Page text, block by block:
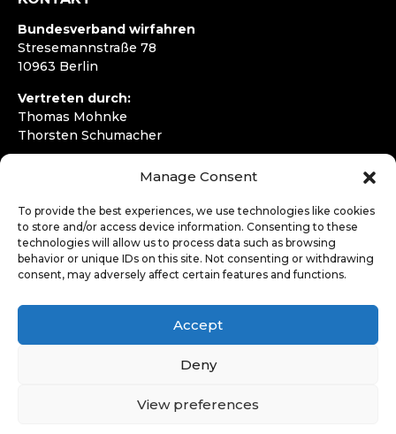
Manage Consent
To provide the best experiences, we use technologies like cookies
to store and/or access device information. Consenting to these
technologies will allow us to process data such as browsing
behavior or unique IDs on this site. Not consenting or withdrawing
consent, may adversely affect certain features and functions.
Accept
Deny
View preferences
Bundesverband wirfahren
Stresemannstraße 78
10963 Berlin
Vertreten durch:
Thomas Mohnke
Thorsten Schumacher
kontakt@wirfahren.de
RECHTLICHES
Impressum
Datenschutzerklärung